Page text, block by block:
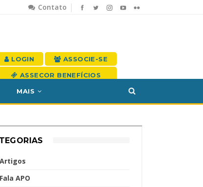
Contato
LOGIN ASSOCIE-SE
ASSECOR BENEFÍCIOS
MAIS
Artigos
Fala APO